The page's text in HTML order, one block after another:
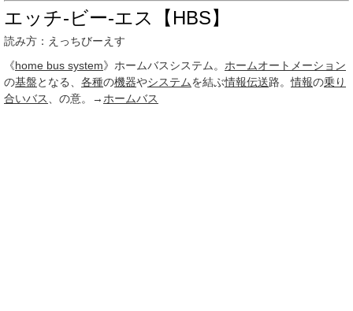
エッチ‐ビー‐エス【HBS】
読み方：えっちびーえす
《home bus system》ホームバスシステム。 ホームオートメーション
の基盤となる、 各種の機器やシステムを結ぶ情報伝送路。情報の乗り
合いバス
、の意。→ ホームバス